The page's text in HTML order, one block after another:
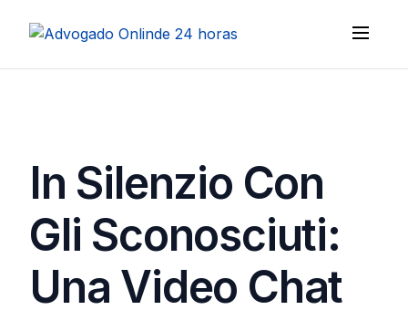
In Silenzio Con
Gli Sconosciuti:
Una Video Chat